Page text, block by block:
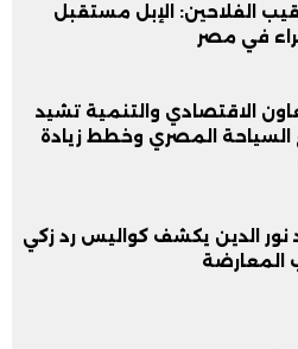
نقيب الفلاحين: الإبل مستقبل
في مصر
الاقتصادي والتنمية تشيد
السياحة المصري وخطط زيادة
نور الدين يكشف كواليس رد زكي
المعارضة